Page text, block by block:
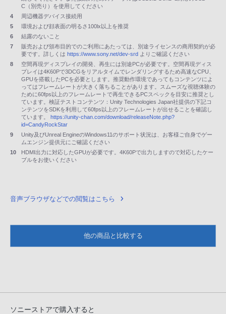
C（別売り）を使用してください
4
周辺機器デバイス接続用
5
環境および顔表面の明るさ100lx以上を推奨
6
結露のないこと
7
販売および頒布目的でのご利用にあたっては、別途ライセンスの商用契約が必
要です。詳しくは https://www.sony.net/dev-srd よりご確認ください
8
空間再現ディスプレイの開発、再生には別途PCが必要です。空間再現ディス
プレイは4K60Pで3DCGをリアルタイムでレンダリングするため高速なCPU、
GPUを搭載したPCを必要とします。推奨動作環境であってもコンテンツによ
ってはフレームレートが大きく落ちることがあります。スムーズな視聴体験の
ために60fps以上のフレームレートで再生できるPCスペックを目安に推奨とし
ています。検証テストコンテンツ：Unity Technologies Japan社提供の下記コ
ンテンツをSDKを利用して60fps以上のフレームレートが出せることを確認し
ています。 https://unity-chan.com/download/releaseNote.php?
id=CandyRockStar
9
Unity及びUnreal EngineのWindows11のサポート状況は、お客様ご自身でゲー
ムエンジン提供元にご確認ください
10
HDMI出力に対応したGPUが必要です。4K60Pで出力しますので対応したケー
ブルをお使いください
音声ブラウザなどでの閲覧はこちら
他の商品と比較する
ソニーストアで購入すると